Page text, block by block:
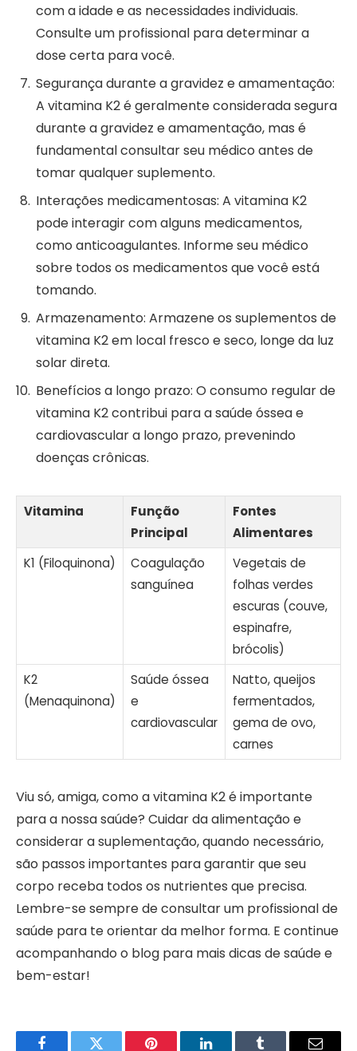
com a idade e as necessidades individuais.
Consulte um profissional para determinar a
dose certa para você.
Segurança durante a gravidez e amamentação:
A vitamina K2 é geralmente considerada segura
durante a gravidez e amamentação, mas é
fundamental consultar seu médico antes de
tomar qualquer suplemento.
Interações medicamentosas: A vitamina K2
pode interagir com alguns medicamentos,
como anticoagulantes. Informe seu médico
sobre todos os medicamentos que você está
tomando.
Armazenamento: Armazene os suplementos de
vitamina K2 em local fresco e seco, longe da luz
solar direta.
Benefícios a longo prazo: O consumo regular de
vitamina K2 contribui para a saúde óssea e
cardiovascular a longo prazo, prevenindo
doenças crônicas.
Vitamina
Função
Principal
Fontes
Alimentares
K1 (Filoquinona)
Coagulação
sanguínea
Vegetais de
folhas verdes
escuras (couve,
espinafre,
brócolis)
K2
(Menaquinona)
Saúde óssea
e
cardiovascular
Natto, queijos
fermentados,
gema de ovo,
carnes
Viu só, amiga, como a vitamina K2 é importante
para a nossa saúde? Cuidar da alimentação e
considerar a suplementação, quando necessário,
são passos importantes para garantir que seu
corpo receba todos os nutrientes que precisa.
Lembre-se sempre de consultar um profissional de
saúde para te orientar da melhor forma. E continue
acompanhando o blog para mais dicas de saúde e
bem-estar!